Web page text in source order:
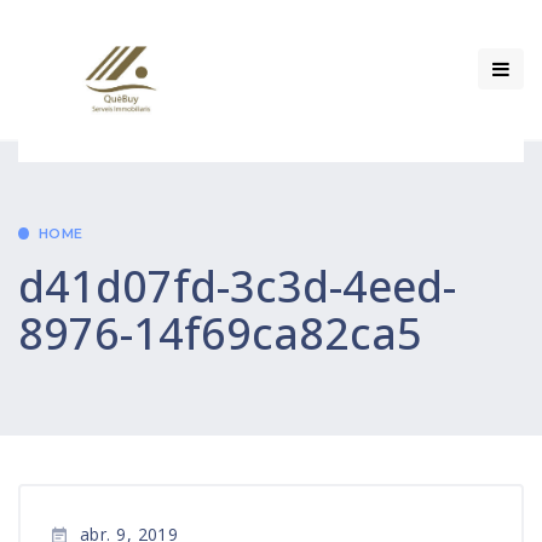
HOME
d41d07fd-3c3d-4eed-
8976-14f69ca82ca5
 abr. 9, 2019